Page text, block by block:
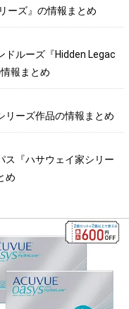
ーズ』の情報まとめ
ドルーズ『Hidden Legac
報まとめ
リーズ作品の情報まとめ
ス『ハサウェイ家シリー
め